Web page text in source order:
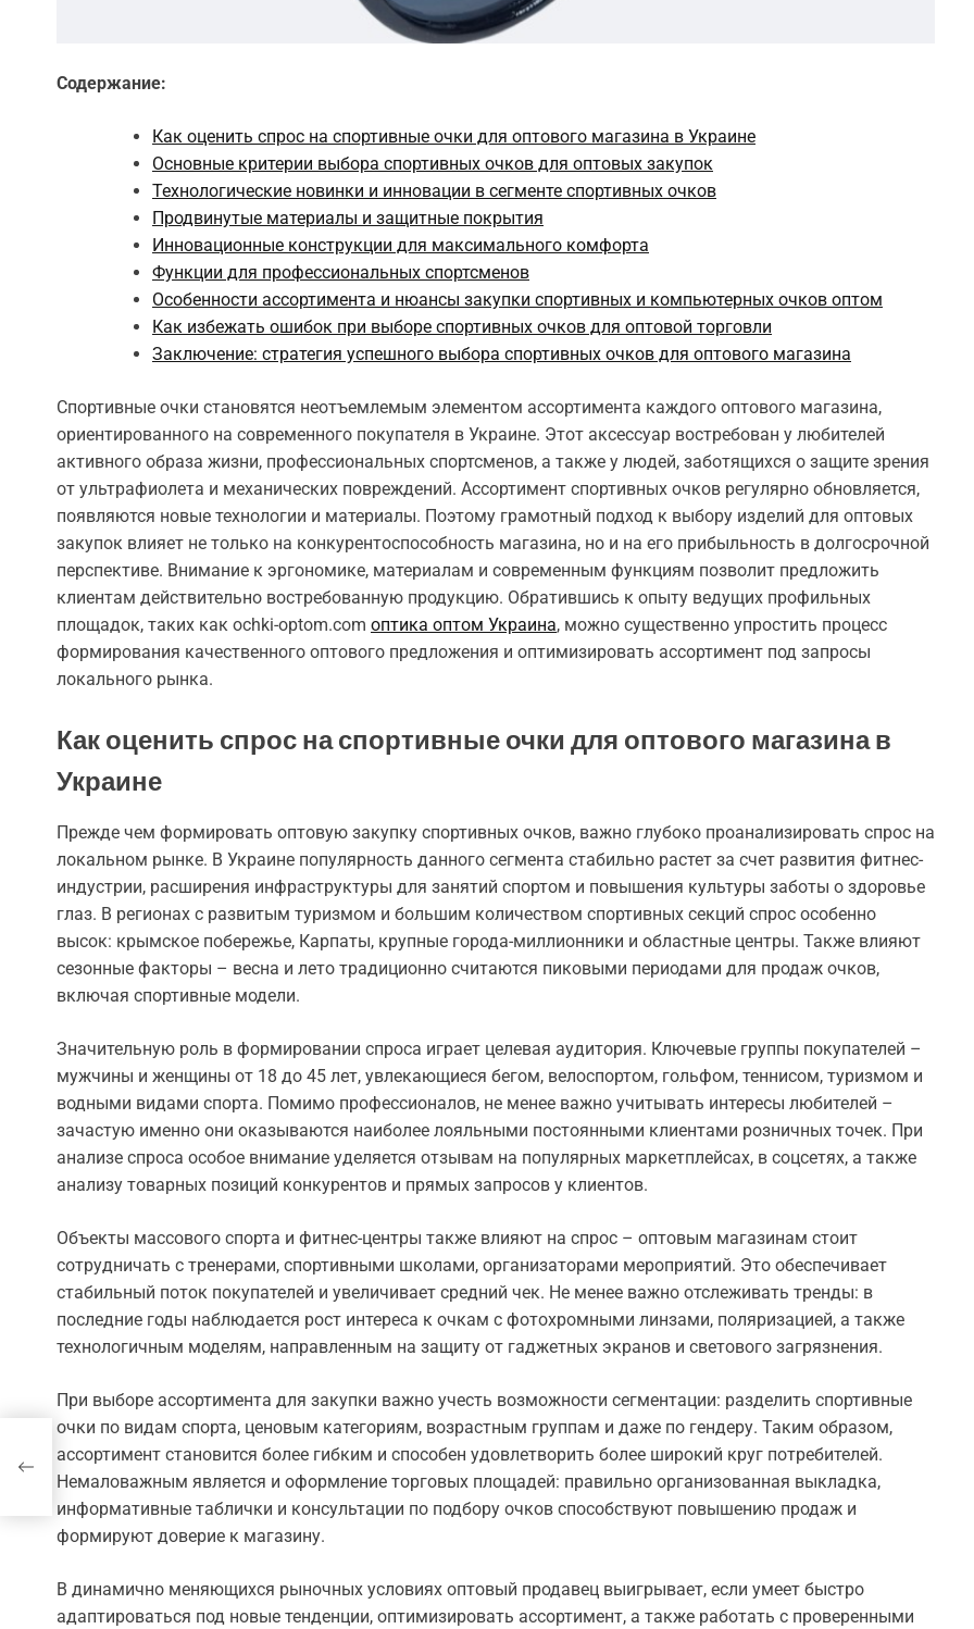
Содержание:
Как оценить спрос на спортивные очки для оптового магазина в Украине
Основные критерии выбора спортивных очков для оптовых закупок
Технологические новинки и инновации в сегменте спортивных очков
Продвинутые материалы и защитные покрытия
Инновационные конструкции для максимального комфорта
Функции для профессиональных спортсменов
Особенности ассортимента и нюансы закупки спортивных и компьютерных очков оптом
Как избежать ошибок при выборе спортивных очков для оптовой торговли
Заключение: стратегия успешного выбора спортивных очков для оптового магазина
Спортивные очки становятся неотъемлемым элементом ассортимента каждого оптового магазина,
ориентированного на современного покупателя в Украине. Этот аксессуар востребован у любителей
активного образа жизни, профессиональных спортсменов, а также у людей, заботящихся о защите зрения
от ультрафиолета и механических повреждений. Ассортимент спортивных очков регулярно обновляется,
появляются новые технологии и материалы. Поэтому грамотный подход к выбору изделий для оптовых
закупок влияет не только на конкурентоспособность магазина, но и на его прибыльность в долгосрочной
перспективе. Внимание к эргономике, материалам и современным функциям позволит предложить
клиентам действительно востребованную продукцию. Обратившись к опыту ведущих профильных
площадок, таких как ochki-optom.com оптика оптом Украина, можно существенно упростить процесс
формирования качественного оптового предложения и оптимизировать ассортимент под запросы
локального рынка.
Как оценить спрос на спортивные очки для оптового магазина в
Украине
Прежде чем формировать оптовую закупку спортивных очков, важно глубоко проанализировать спрос на
локальном рынке. В Украине популярность данного сегмента стабильно растет за счет развития фитнес-
индустрии, расширения инфраструктуры для занятий спортом и повышения культуры заботы о здоровье
глаз. В регионах с развитым туризмом и большим количеством спортивных секций спрос особенно
высок: крымское побережье, Карпаты, крупные города-миллионники и областные центры. Также влияют
сезонные факторы – весна и лето традиционно считаются пиковыми периодами для продаж очков,
включая спортивные модели.
Значительную роль в формировании спроса играет целевая аудитория. Ключевые группы покупателей –
мужчины и женщины от 18 до 45 лет, увлекающиеся бегом, велоспортом, гольфом, теннисом, туризмом и
водными видами спорта. Помимо профессионалов, не менее важно учитывать интересы любителей –
зачастую именно они оказываются наиболее лояльными постоянными клиентами розничных точек. При
анализе спроса особое внимание уделяется отзывам на популярных маркетплейсах, в соцсетях, а также
анализу товарных позиций конкурентов и прямых запросов у клиентов.
Объекты массового спорта и фитнес-центры также влияют на спрос – оптовым магазинам стоит
сотрудничать с тренерами, спортивными школами, организаторами мероприятий. Это обеспечивает
стабильный поток покупателей и увеличивает средний чек. Не менее важно отслеживать тренды: в
последние годы наблюдается рост интереса к очкам с фотохромными линзами, поляризацией, а также
технологичным моделям, направленным на защиту от гаджетных экранов и светового загрязнения.
При выборе ассортимента для закупки важно учесть возможности сегментации: разделить спортивные
очки по видам спорта, ценовым категориям, возрастным группам и даже по гендеру. Таким образом,
ассортимент становится более гибким и способен удовлетворить более широкий круг потребителей.
Немаловажным является и оформление торговых площадей: правильно организованная выкладка,
информативные таблички и консультации по подбору очков способствуют повышению продаж и
формируют доверие к магазину.
В динамично меняющихся рыночных условиях оптовый продавец выигрывает, если умеет быстро
адаптироваться под новые тенденции, оптимизировать ассортимент, а также работать с проверенными